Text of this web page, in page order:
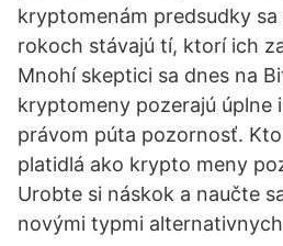
kryptomenám predsudky
rokoch stávajú tí, ktorí ich
Mnohí skeptici sa dnes na
kryptomeny pozerajú úplne
právom púta pozornosť.
platidlá ako krypto meny
Urobte si náskok a naučte
novými typmi